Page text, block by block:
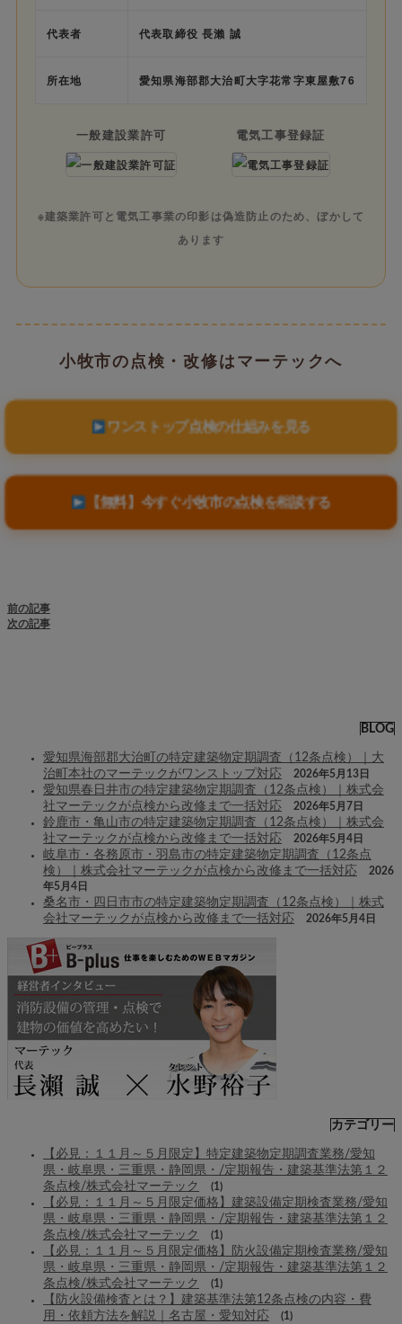
代表者 代表取締役 長瀨 誠
所在地 愛知県海部郡大治町大字花常字東屋敷76
一般建設業許可 電気工事登録証
※建築業許可と電気工事業の印影は偽造防止のため、ぼかして
あります
小牧市の点検・改修はマーテックへ
ワンストップ点検の仕組みを見る
【無料】今すぐ小牧市の点検を相談する
前の記事
次の記事
BLOG
愛知県海部郡大治町の特定建築物定期調査（12条点検）｜大
治町本社のマーテックがワンストップ対応
2026年5月13日
愛知県春日井市の特定建築物定期調査（12条点検）｜株式会
社マーテックが点検から改修まで一括対応
2026年5月7日
鈴鹿市・亀山市の特定建築物定期調査（12条点検）｜株式会
社マーテックが点検から改修まで一括対応
2026年5月4日
岐阜市・各務原市・羽島市の特定建築物定期調査（12条点
検）｜株式会社マーテックが点検から改修まで一括対応
2026
年5月4日
桑名市・四日市市の特定建築物定期調査（12条点検）｜株式
会社マーテックが点検から改修まで一括対応
2026年5月4日
カテゴリー
【必見：１１月～５月限定】特定建築物定期調査業務/愛知
県・岐阜県・三重県・静岡県・/定期報告・建築基準法第１２
条点検/株式会社マーテック
(1)
【必見：１１月～５月限定価格】建築設備定期検査業務/愛知
県・岐阜県・三重県・静岡県・/定期報告・建築基準法第１２
条点検/株式会社マーテック
(1)
【必見：１１月～５月限定価格】防火設備定期検査業務/愛知
県・岐阜県・三重県・静岡県・/定期報告・建築基準法第１２
条点検/株式会社マーテック
(1)
【防火設備検査とは？】建築基準法第12条点検の内容・費
用・依頼方法を解説｜名古屋・愛知対応
(1)